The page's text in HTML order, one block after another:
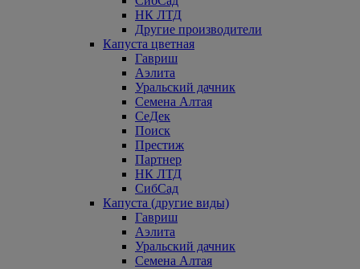
НК ЛТД
Другие производители
Капуста цветная
Гавриш
Аэлита
Уральский дачник
Семена Алтая
СеДек
Поиск
Престиж
Партнер
НК ЛТД
СибСад
Капуста (другие виды)
Гавриш
Аэлита
Уральский дачник
Семена Алтая